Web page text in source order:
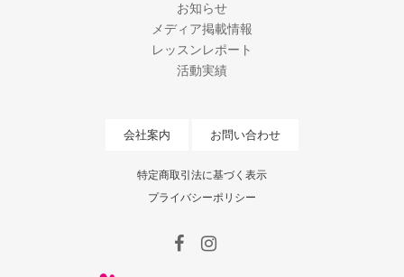
お知らせ
メディア掲載情報
レッスンレポート
活動実績
会社案内 お問い合わせ
特定商取引法に基づく表示
プライバシーポリシー